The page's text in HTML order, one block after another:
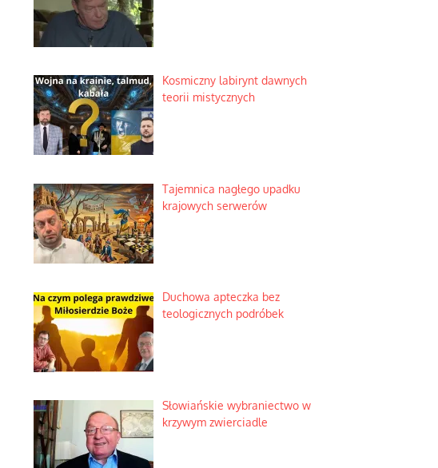
Kosmiczny labirynt dawnych
teorii mistycznych
Tajemnica nagłego upadku
krajowych serwerów
Duchowa apteczka bez
teologicznych podróbek
Słowiańskie wybraniectwo w
krzywym zwierciadle